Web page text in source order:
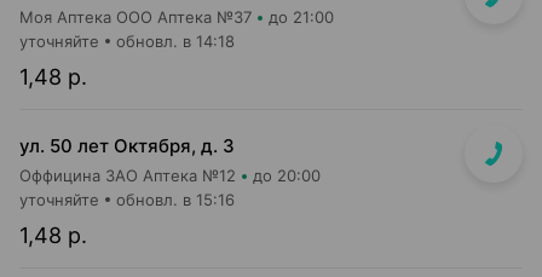
Моя Аптека ООО Аптека №37 до 21:00
1,48 р.
уточняйте обновл. в 14:18
ул. 50 лет Октября, д. 3
Оффицина ЗАО Аптека №12 до 20:00
1,48 р.
уточняйте обновл. в 15:16